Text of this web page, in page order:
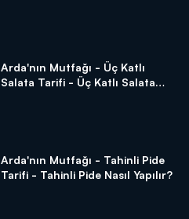
Arda'nın Mutfağı - Üç Katlı
Salata Tarifi - Üç Katlı Salata
Arda'nın Mutfağı - Tahinli Pide
Tarifi - Tahinli Pide Nasıl Yapılır?